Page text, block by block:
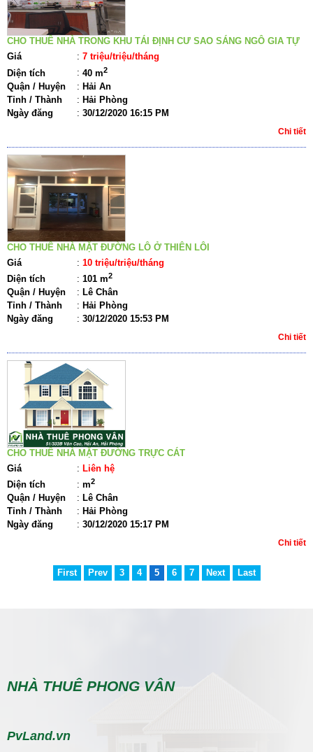
CHO THUÊ NHÀ TRONG KHU TÁI ĐỊNH CƯ SAO SÁNG NGÔ GIA TỰ
Giá
: 7 triệu/triệu/tháng
Diện tích
: 40 m2
Quận / Huyện : Hải An
Tỉnh / Thành
: Hải Phòng
Ngày đăng
: 30/12/2020 16:15 PM
Chi tiết
CHO THUÊ NHÀ MẶT ĐƯỜNG LÔ Ở THIÊN LÔI
Giá
: 10 triệu/triệu/tháng
Diện tích
: 101 m2
Quận / Huyện : Lê Chân
Tỉnh / Thành
: Hải Phòng
Ngày đăng
: 30/12/2020 15:53 PM
Chi tiết
CHO THUÊ NHÀ MẶT ĐƯỜNG TRỰC CÁT
Giá
: Liên hệ
Diện tích
: m2
Quận / Huyện : Lê Chân
Tỉnh / Thành
: Hải Phòng
Ngày đăng
: 30/12/2020 15:17 PM
Chi tiết
First Prev 3 4 5 6 7 Next Last
NHÀ THUÊ PHONG VÂN
PvLand.vn